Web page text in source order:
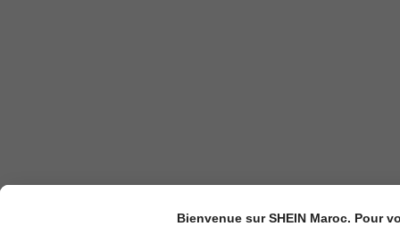
Bienvenue sur SHEIN Maroc. Pour